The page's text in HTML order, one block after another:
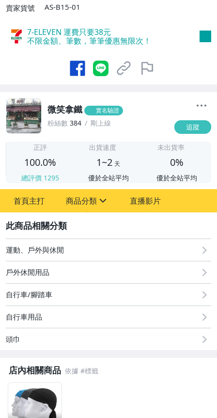
賣家貨號
AS-B15-01
7-ELEVEN 運費只要38元
不限金額、筆數，筆筆優惠無限次！
微笑拿鐵 實名驗證
粉絲數 384 剛上線 追蹤
正評
100.0%
總評價 1295
出貨速度
1~2 天
優於全站平均
未出貨率
0%
優於全站平均
首頁主打 商品分類
圖書/影音/文具
手機、配件與通訊
美容保養與彩妝
電腦、平板與周邊
運動、戶外與休閒
寵物用品與水族
汽機車精品百貨
居家、家具與園藝
直播影片
運動、戶外與休閒
戶外休閒用品
自行車/腳踏車
自行車用品
頭巾
店內相關商品